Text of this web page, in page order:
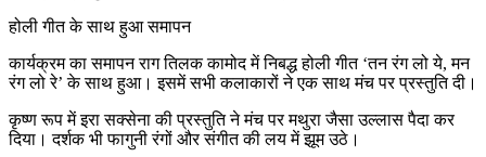
होली गीत के साथ हुआ समापन
कार्यक्रम का समापन राग तिलक कामोद में निबद्ध होली गीत ‘तन रंग लो ये, मन
रंग लो रे’ के साथ हुआ। इसमें सभी कलाकारों ने एक साथ मंच पर प्रस्तुति दी।
कृष्ण रूप में इरा सक्सेना की प्रस्तुति ने मंच पर मथुरा जैसा उल्लास पैदा कर
दिया। दर्शक भी फागुनी रंगों और संगीत की लय में झूम उठे।